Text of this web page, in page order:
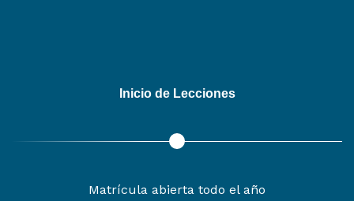
Inicio de Lecciones
Matrícula abierta todo el año